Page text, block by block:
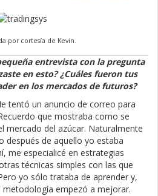
por cortesía de Kevin.
entrevista con la pregunta
en esto? ¿Cuáles fueron tus
en los mercados de futuros?
tentó un anuncio de correo para
que mostraba como se
mercado del azúcar. Naturalmente
después de aquello yo estaba
me especialicé en estrategias
técnicas simples con las que
yo sólo trataba de aprender y,
empezó a mejorar.